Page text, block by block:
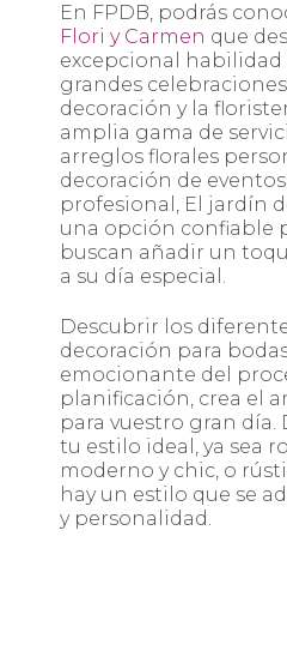
En FPDB, podrás
Flori y Carmen que
excepcional habilidad
grandes
decoración y la
amplia gama de
arreglos florales
decoración de
profesional, El jardín
una opción confiable
buscan añadir un
a su día especial.
Descubrir los
decoración para
emocionante del
planificación, crea el
para vuestro gran día.
tu estilo ideal, ya sea
moderno y chic, o
hay un estilo que se
y personalidad.